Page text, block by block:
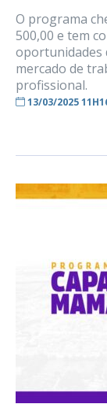
O programa
500,00 e tem
oportunidades
mercado de
profissional.
13/03/2025